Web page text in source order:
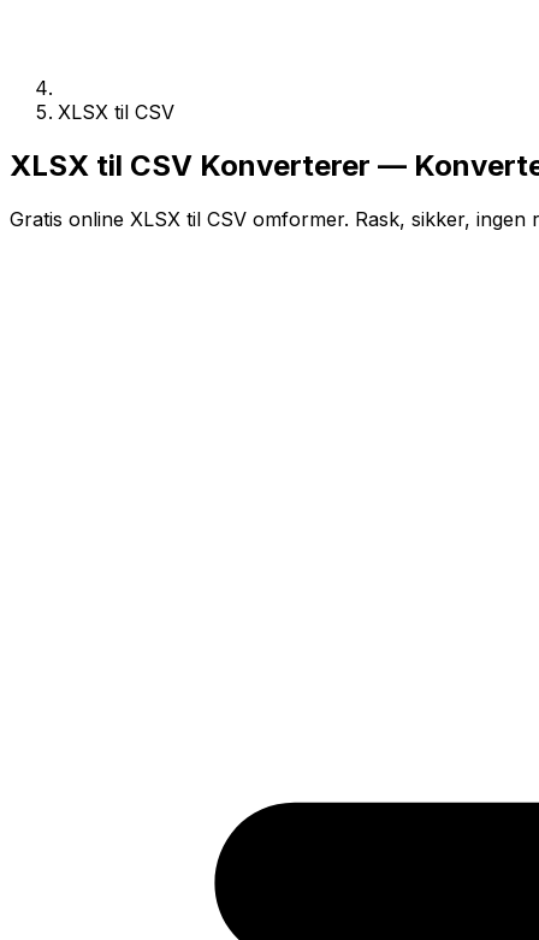
XLSX til CSV
XLSX til CSV Konverterer —
Gratis online XLSX til CSV omformer. Rask, sikker, ingen